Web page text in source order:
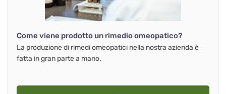
Come viene prodotto un rimedio omeopatico?
La produzione di rimedi omeopatici nella nostra azienda è
fatta in gran parte a mano.